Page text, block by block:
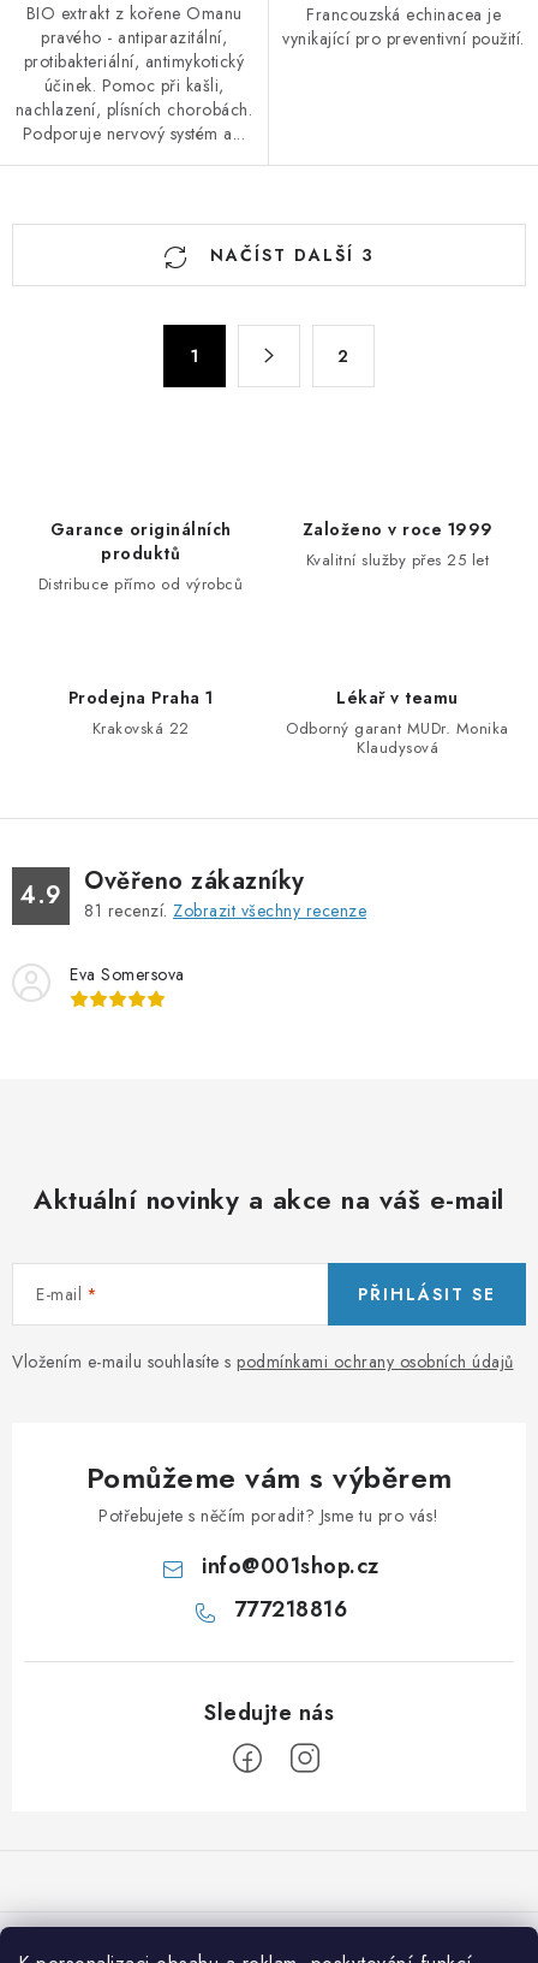
BIO extrakt z kořene Omanu
pravého - antiparazitální,
protibakteriální, antimykotický
účinek. Pomoc při kašli,
nachlazení, plísních chorobách.
Podporuje nervový systém a...
Francouzská echinacea je
vynikající pro preventivní použití.
O
NAČÍST DALŠÍ 3
1 2
Garance originálních
produktů
Distribuce přímo od výrobců
Založeno v roce 1999
Kvalitní služby přes 25 let
Prodejna Praha 1
Krakovská 22
Lékař v teamu
Odborný garant MUDr. Monika
Klaudysová
4.9 Ověřeno zákazníky
81 recenzí. Zobrazit všechny recenze
Eva Somersova
Aktuální novinky a akce na váš e-mail
E-mail
Vložením e-mailu souhlasíte s podmínkami ochrany osobních údajů
PŘIHLÁSIT SE
Pomůžeme vám s výběrem
Potřebujete s něčím poradit? Jsme tu pro vás!
info@001shop.cz
777218816
a